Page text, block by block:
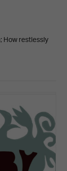
How restlessly